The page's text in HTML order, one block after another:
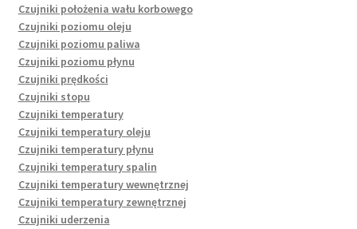
Czujniki położenia wału korbowego
Czujniki poziomu oleju
Czujniki poziomu paliwa
Czujniki poziomu płynu
Czujniki prędkości
Czujniki stopu
Czujniki temperatury
Czujniki temperatury oleju
Czujniki temperatury płynu
Czujniki temperatury spalin
Czujniki temperatury wewnętrznej
Czujniki temperatury zewnętrznej
Czujniki uderzenia